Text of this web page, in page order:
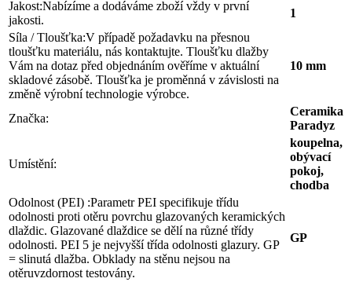
Jakost:Nabízíme a dodáváme zboží vždy v první
jakosti.
1
Síla / Tloušťka:V případě požadavku na přesnou
tloušťku materiálu, nás kontaktujte. Tloušťku dlažby
Vám na dotaz před objednáním ověříme v aktuální
skladové zásobě. Tloušťka je proměnná v závislosti na
změně výrobní technologie výrobce.
10 mm
Značka:
Ceramika
Paradyz
Umístění:
koupelna,
obývací
pokoj,
chodba
Odolnost (PEI) :Parametr PEI specifikuje třídu
odolnosti proti otěru povrchu glazovaných keramických
dlaždic. Glazované dlaždice se dělí na různé třídy
odolnosti. PEI 5 je nejvyšší třída odolnosti glazury. GP
= slinutá dlažba. Obklady na stěnu nejsou na
otěruvzdornost testovány.
GP